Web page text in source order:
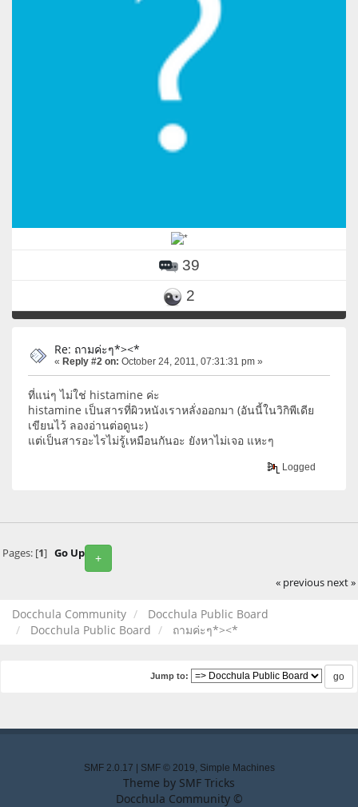
39
2
Re: ถามค่ะๆ*><*
« Reply #2 on: October 24, 2011, 07:31:31 pm »
ที่แน่ๆ ไม่ใช่ histamine ค่ะ
histamine เป็นสารที่ผิวหนังเราหลั่งออกมา (อันนี้ในวิกิพีเดีย
เขียนไว้ ลองอ่านต่อดูนะ)
แต่เป็นสารอะไรไม่รู้เหมือนกันอะ ยังหาไม่เจอ แหะๆ
Logged
+
Pages: [1] Go Up
« previous next »
Docchula Community
Docchula Public Board
Docchula Public Board
ถามค่ะๆ*><*
Jump to:
SMF 2.0.17 SMF © 2019, Simple Machines
Theme by SMF Tricks
Docchula Community ©